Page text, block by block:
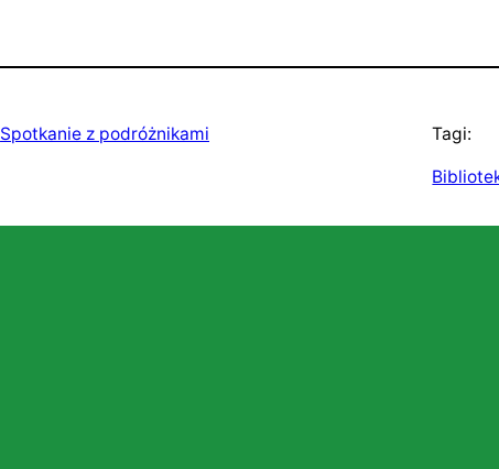
Spotkanie z podróżnikami Tagi: